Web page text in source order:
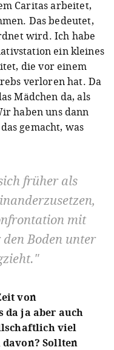
Caritas arbeitet,
Das bedeutet,
wird. Ich habe
ein kleines
die vor einem
verloren hat. Da
Mädchen da, als
haben uns dann
gemacht, was
früher als
mit
Boden unter
von
da ja aber auch
viel
Sollten